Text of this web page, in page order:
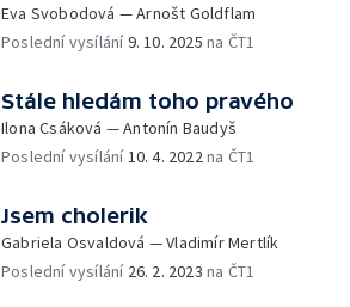
Eva Svobodová — Arnošt Goldflam
Poslední vysílání9. 10. 2025 na ČT1
Stále hledám toho pravého
Ilona Csáková — Antonín Baudyš
Poslední vysílání10. 4. 2022na ČT1
Jsem cholerik
Gabriela Osvaldová — Vladimír Mertlík
Poslední vysílání 26. 2. 2023 na ČT1